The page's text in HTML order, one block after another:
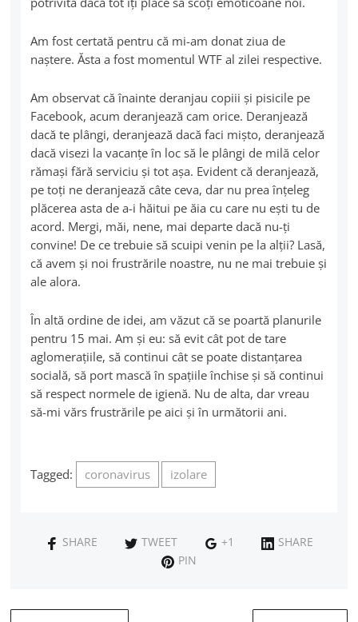
Am fost certată pentru că mi-am donat ziua de
naştere. Ăsta a fost momentul WTF al zilei respective.
Am observat că înainte deranjau copiii şi pisicile pe
Facebook, acum deranjează cam orice. Deranjează
dacă te plângi, deranjează dacă faci mişto, deranjează
dacă visezi la vacanţe în loc să le plângi de milă celor
rămaşi fără serviciu şi tot aşa. Evident că deranjează,
pe toţi ne deranjează câte ceva, dar nu prea înţeleg
plăcerea asta de a-i hăitui pe ăia cu care nu eşti tu de
acord. Mergi, măi, nene, mai departe dacă nu-ţi
convine! De ce trebuie să scuipi venin pe la alţii? Lasă,
că avem şi noi frustrările noastre, nu ne mai trebuie şi
ale alora.
În altă ordine de idei, am văzut că se poartă planurile
pentru 15 mai. Am şi eu: să evit cât pot de tare
aglomeraţiile, să continui cât se poate distanţarea
socială, să port mască în spaţiile închise şi să continui
să respect normele de igienă. Nu de alta, dar vreau
să-mi vărs frustrările pe aici şi în următorii ani.
Tagged: coronavirus izolare
SHARE TWEET +1
SHARE
PIN